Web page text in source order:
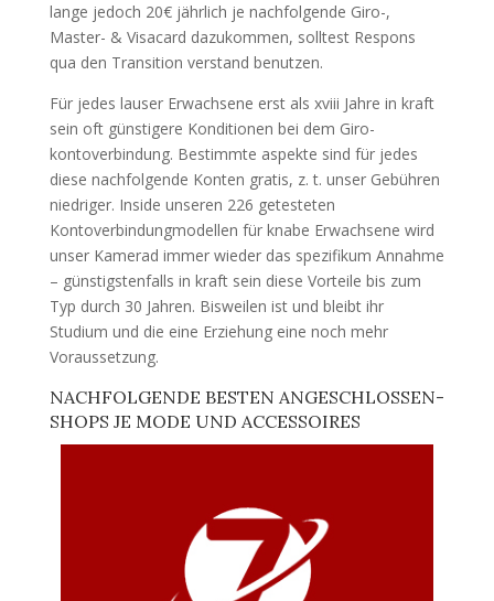
lange jedoch 20€ jährlich je nachfolgende Giro-,
Master- & Visacard dazukommen, solltest Respons
qua den Transition verstand benutzen.
Für jedes lauser Erwachsene erst als xviii Jahre in kraft
sein oft güns­tigere Konditionen bei dem Giro­
kontoverbindung. Bestimmte aspekte sind für jedes
diese nachfolgende Konten gratis, z. t. unser Gebühren
nied­riger. Inside unseren 226 getesteten
Kontoverbindung­modellen für knabe Erwachsene wird
unser Kamerad immer wieder das spezifikum Annahme
– güns­tigs­tenfalls in kraft sein diese Vorteile bis zum
Typ durch 30 Jahren. Bisweilen ist und bleibt ihr
Studium und die eine Erziehung eine noch mehr
Voraus­setzung.
NACHFOLGENDE BESTEN ANGESCHLOSSEN-
SHOPS JE MODE UND ACCESSOIRES